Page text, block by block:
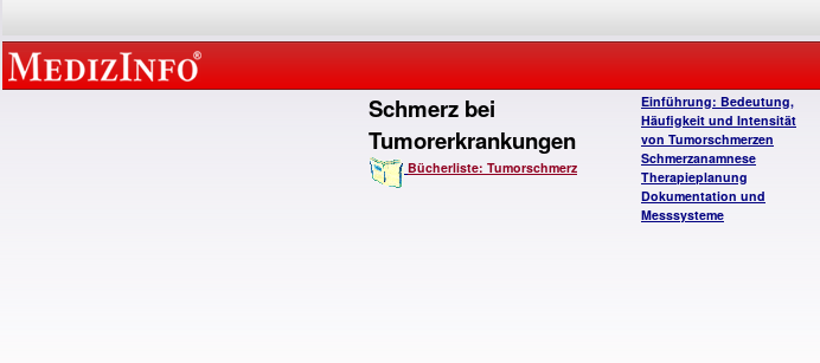
Schmerz bei
Tumorerkrankungen
Bücherliste: Tumorschmerz
Einführung: Bedeutung,
Häufigkeit und Intensität
von Tumorschmerzen
Schmerzanamnese
Therapieplanung
Dokumentation und
Messsysteme